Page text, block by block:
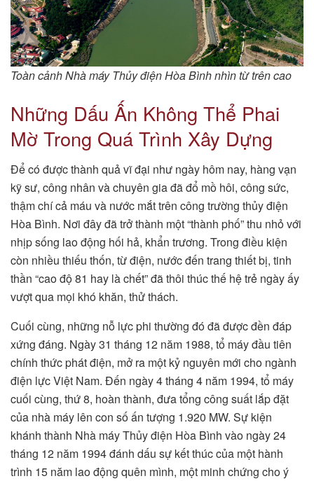
Toàn cảnh Nhà máy Thủy điện Hòa Bình nhìn từ trên cao
Những Dấu Ấn Không Thể Phai
Mờ Trong Quá Trình Xây Dựng
Để có được thành quả vĩ đại như ngày hôm nay, hàng vạn
kỹ sư, công nhân và chuyên gia đã đổ mồ hôi, công sức,
thậm chí cả máu và nước mắt trên công trường thủy điện
Hòa Bình. Nơi đây đã trở thành một “thành phố” thu nhỏ với
nhịp sống lao động hối hả, khẩn trương. Trong điều kiện
còn nhiều thiếu thốn, từ điện, nước đến trang thiết bị, tinh
thần “cao độ 81 hay là chết” đã thôi thúc thế hệ trẻ ngày ấy
vượt qua mọi khó khăn, thử thách.
Cuối cùng, những nỗ lực phi thường đó đã được đền đáp
xứng đáng. Ngày 31 tháng 12 năm 1988, tổ máy đầu tiên
chính thức phát điện, mở ra một kỷ nguyên mới cho ngành
điện lực Việt Nam. Đến ngày 4 tháng 4 năm 1994, tổ máy
cuối cùng, thứ 8, hoàn thành, đưa tổng công suất lắp đặt
của nhà máy lên con số ấn tượng 1.920 MW. Sự kiện
khánh thành Nhà máy Thủy điện Hòa Bình vào ngày 24
tháng 12 năm 1994 đánh dấu sự kết thúc của một hành
trình 15 năm lao động quên mình, một minh chứng cho ý